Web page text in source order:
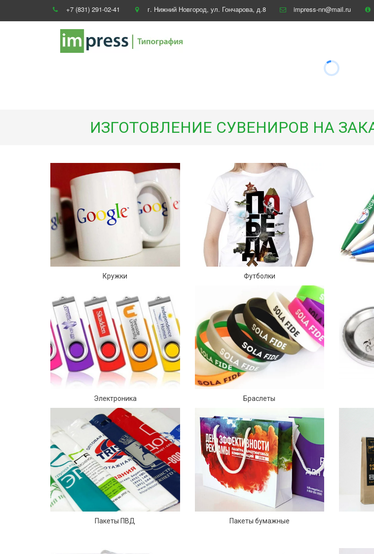
+7 (831) 291-02-41 г. Нижний Новгород, ул. Гончарова, д.8 impress-nn@mail.ru
ИЗГОТОВЛЕНИЕ СУВЕНИРОВ НА
Кружки Футболки
Электроника Браслеты
Пакеты ПВД Пакеты бумажные